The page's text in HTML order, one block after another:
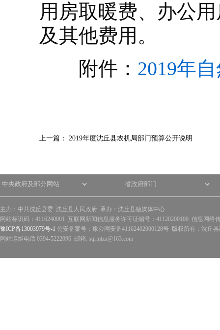
用房取暖费、办公
及其他费用。
附件： 2019年
上一篇： 2019年度沈丘县农机局部门预算公开说明
主办：中共沈丘县委 沈丘县人民政府 承办：沈丘县融媒体中心
网站标识码：4116240001 互联网新闻信息服务许可证编号：41120200100 信息网络
豫ICP备13003979号-1 公安备案号：豫公网安备41162402000128号 版权所有：沈丘
网站运维电话 0394-5222096 邮箱: sqrmtzx@163.com